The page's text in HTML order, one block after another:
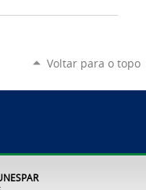
Voltar para o topo